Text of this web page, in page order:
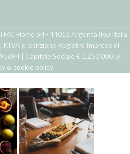
MC Home Srl - 44011 Argenta (FE) Italia
P.IVA e iscrizione Registro Imprese di
| Capitale Sociale € 1.250.000 i.v |
& cookie policy